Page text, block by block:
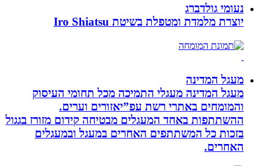
נעומי גולדברג
יוצרת מלמדת ומטפלת בשיטת Iro Shiatsu
מעגל המדינה
מעגל המדינה מעגלי התמיכה מכל תחומי העיסוק
והמומחים באתרי רשת עפ”יאזורים וערים.
ההשתתפות באחד המעגלים מבטיחה קידום מזורז בגגול
בזכות כל המשתתפים האחרים במעגל ובמעגלים
האחרים.